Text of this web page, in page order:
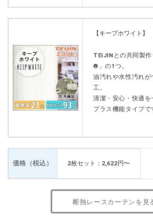
【キープホワイト】
TEIJINとの共同製
®︎」の1つ。
油汚れや水性汚れが
工。
清潔・安心・快適
プラス機能タイプで
価格（税込） 2枚セット：2,622円〜
断熱レースカーテンを見